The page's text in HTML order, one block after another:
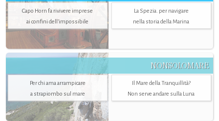
Capo Horn fa rivivere imprese
ai confini dell’impossibile
La Spezia. per navigare
nella storia della Marina
NONSOLOMARE
Per chi ama arrampicare
a strapiombo sul mare
Il Mare della Tranquillità?
Non serve andare sulla Luna